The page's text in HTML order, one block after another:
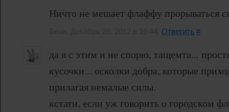
Ничто не мешает флаффу прорываться
Ответить #
да я с этим и не спорю, тащемта...
кусочки... осколки добра, которые
прилагая немалые силы.
кстати, если уж говорить о городском